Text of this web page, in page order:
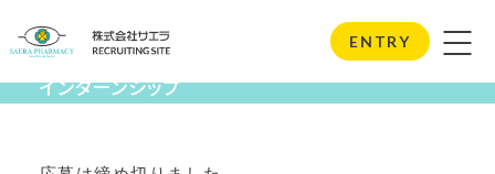
ENTRY
Internship
インターンシップ